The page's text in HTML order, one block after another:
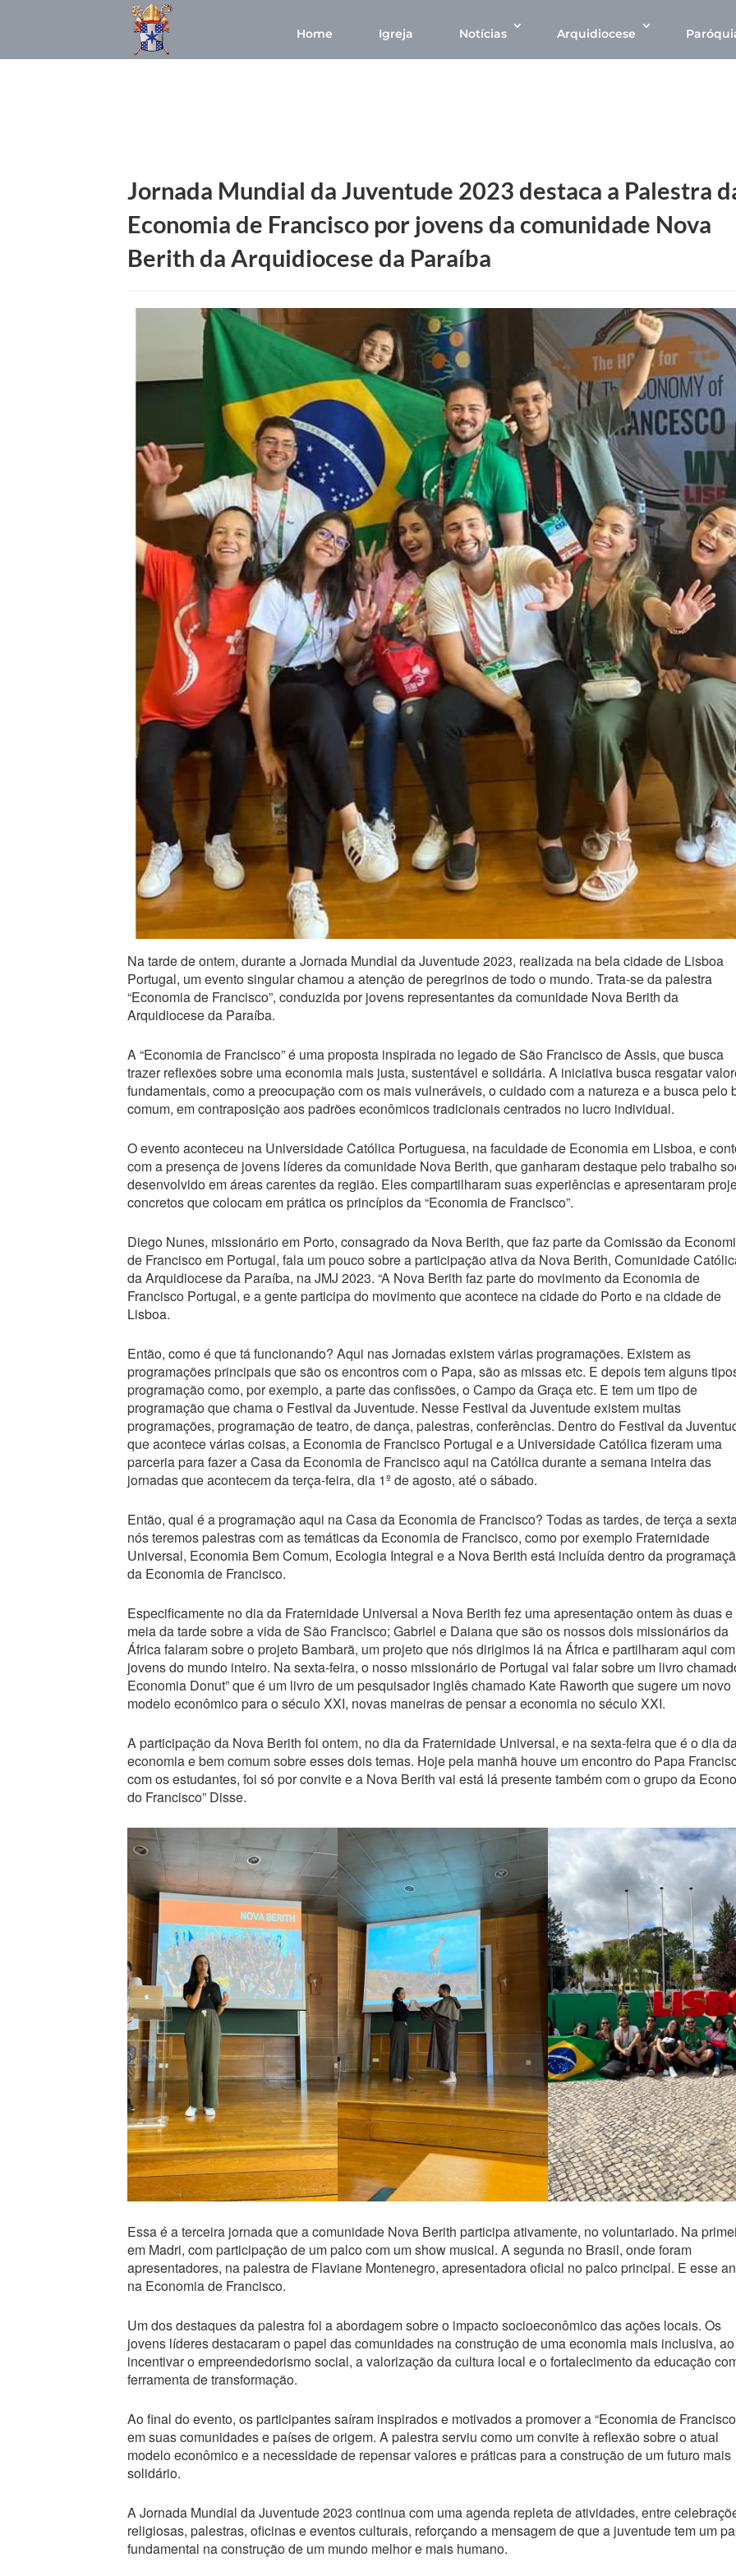
Home Igreja Notícias Arquidiocese
Jornada Mundial da Juventude 2023 destaca a Palestra
Economia de Francisco por jovens da comunidade Nova
Berith da Arquidiocese da Paraíba
Na tarde de ontem, durante a Jornada Mundial da Juventude 2023, realizada na bela cidade de Lisboa
Portugal, um evento singular chamou a atenção de peregrinos de todo o mundo. Trata-se da palestra
“Economia de Francisco”, conduzida por jovens representantes da comunidade Nova Berith da
Arquidiocese da Paraíba.
A “Economia de Francisco” é uma proposta inspirada no legado de São Francisco de Assis, que busca
trazer reflexões sobre uma economia mais justa, sustentável e solidária. A iniciativa busca resgatar
fundamentais, como a preocupação com os mais vulneráveis, o cuidado com a natureza e a busca pelo
comum, em contraposição aos padrões econômicos tradicionais centrados no lucro individual.
O evento aconteceu na Universidade Católica Portuguesa, na faculdade de Economia em Lisboa, e
com a presença de jovens líderes da comunidade Nova Berith, que ganharam destaque pelo trabalho
desenvolvido em áreas carentes da região. Eles compartilharam suas experiências e apresentaram
concretos que colocam em prática os princípios da “Economia de Francisco”.
Diego Nunes, missionário em Porto, consagrado da Nova Berith, que faz parte da Comissão da
de Francisco em Portugal, fala um pouco sobre a participação ativa da Nova Berith, Comunidade
da Arquidiocese da Paraíba, na JMJ 2023. “A Nova Berith faz parte do movimento da Economia de
Francisco Portugal, e a gente participa do movimento que acontece na cidade do Porto e na cidade de
Lisboa.
Então, como é que tá funcionando? Aqui nas Jornadas existem várias programações. Existem as
programações principais que são os encontros com o Papa, são as missas etc. E depois tem alguns
programação como, por exemplo, a parte das confissões, o Campo da Graça etc. E tem um tipo de
programação que chama o Festival da Juventude. Nesse Festival da Juventude existem muitas
programações, programação de teatro, de dança, palestras, conferências. Dentro do Festival da
que acontece várias coisas, a Economia de Francisco Portugal e a Universidade Católica fizeram uma
parceria para fazer a Casa da Economia de Francisco aqui na Católica durante a semana inteira das
jornadas que acontecem da terça-feira, dia 1º de agosto, até o sábado.
Então, qual é a programação aqui na Casa da Economia de Francisco? Todas as tardes, de terça a
nós teremos palestras com as temáticas da Economia de Francisco, como por exemplo Fraternidade
Universal, Economia Bem Comum, Ecologia Integral e a Nova Berith está incluída dentro da
da Economia de Francisco.
Especificamente no dia da Fraternidade Universal a Nova Berith fez uma apresentação ontem às duas e
meia da tarde sobre a vida de São Francisco; Gabriel e Daiana que são os nossos dois missionários da
África falaram sobre o projeto Bambarã, um projeto que nós dirigimos lá na África e partilharam aqui
jovens do mundo inteiro. Na sexta-feira, o nosso missionário de Portugal vai falar sobre um livro
Economia Donut” que é um livro de um pesquisador inglês chamado Kate Raworth que sugere um novo
modelo econômico para o século XXI, novas maneiras de pensar a economia no século XXI.
A participação da Nova Berith foi ontem, no dia da Fraternidade Universal, e na sexta-feira que é o dia
economia e bem comum sobre esses dois temas. Hoje pela manhã houve um encontro do Papa
com os estudantes, foi só por convite e a Nova Berith vai está lá presente também com o grupo da
do Francisco” Disse.
Essa é a terceira jornada que a comunidade Nova Berith participa ativamente, no voluntariado. Na
em Madri, com participação de um palco com um show musical. A segunda no Brasil, onde foram
apresentadores, na palestra de Flaviane Montenegro, apresentadora oficial no palco principal. E esse
na Economia de Francisco.
Um dos destaques da palestra foi a abordagem sobre o impacto socioeconômico das ações locais. Os
jovens líderes destacaram o papel das comunidades na construção de uma economia mais inclusiva, ao
incentivar o empreendedorismo social, a valorização da cultura local e o fortalecimento da educação
ferramenta de transformação.
Ao final do evento, os participantes saíram inspirados e motivados a promover a “Economia de
em suas comunidades e países de origem. A palestra serviu como um convite à reflexão sobre o atual
modelo econômico e a necessidade de repensar valores e práticas para a construção de um futuro mais
solidário.
A Jornada Mundial da Juventude 2023 continua com uma agenda repleta de atividades, entre
religiosas, palestras, oficinas e eventos culturais, reforçando a mensagem de que a juventude tem um
fundamental na construção de um mundo melhor e mais humano.